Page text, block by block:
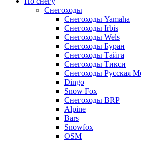
Снегоходы
Снегоходы Yamaha
Снегоходы Irbis
Снегоходы Wels
Снегоходы Буран
Снегоходы Тайга
Снегоходы Тикси
Снегоходы Русская
Dingo
Snow Fox
Снегоходы BRP
Alpine
Bars
Snowfox
OSM